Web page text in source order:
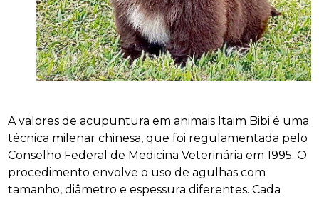
A valores de acupuntura em animais Itaim Bibi é uma
técnica milenar chinesa, que foi regulamentada pelo
Conselho Federal de Medicina Veterinária em 1995. O
procedimento envolve o uso de agulhas com
tamanho, diâmetro e espessura diferentes. Cada